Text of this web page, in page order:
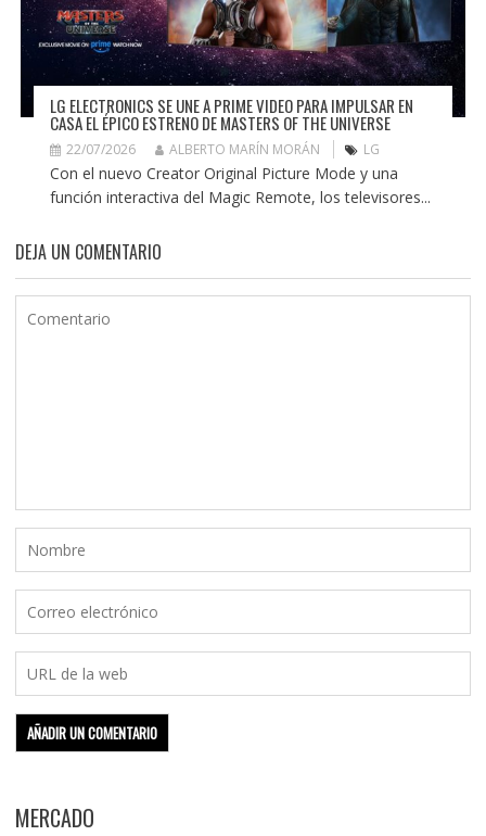
LG ELECTRONICS SE UNE A PRIME VIDEO PARA IMPULSAR EN
CASA EL ÉPICO ESTRENO DE MASTERS OF THE UNIVERSE
22/07/2026 ALBERTO MARÍN MORÁN LG
Con el nuevo Creator Original Picture Mode y una
función interactiva del Magic Remote, los televisores...
DEJA UN COMENTARIO
MERCADO